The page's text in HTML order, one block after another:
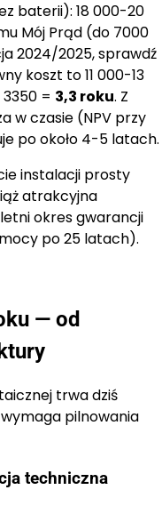
baterii): 18 000-20
Mój Prąd (do 7000
2024/2025, sprawdź
koszt to 11 000-13
3350 = 3,3 roku. Z
w czasie (NPV przy
po około 4-5 latach.
instalacji prosty
atrakcyjna
okres gwarancji
po 25 latach).
— od
trwa dziś
pilnowania
techniczna